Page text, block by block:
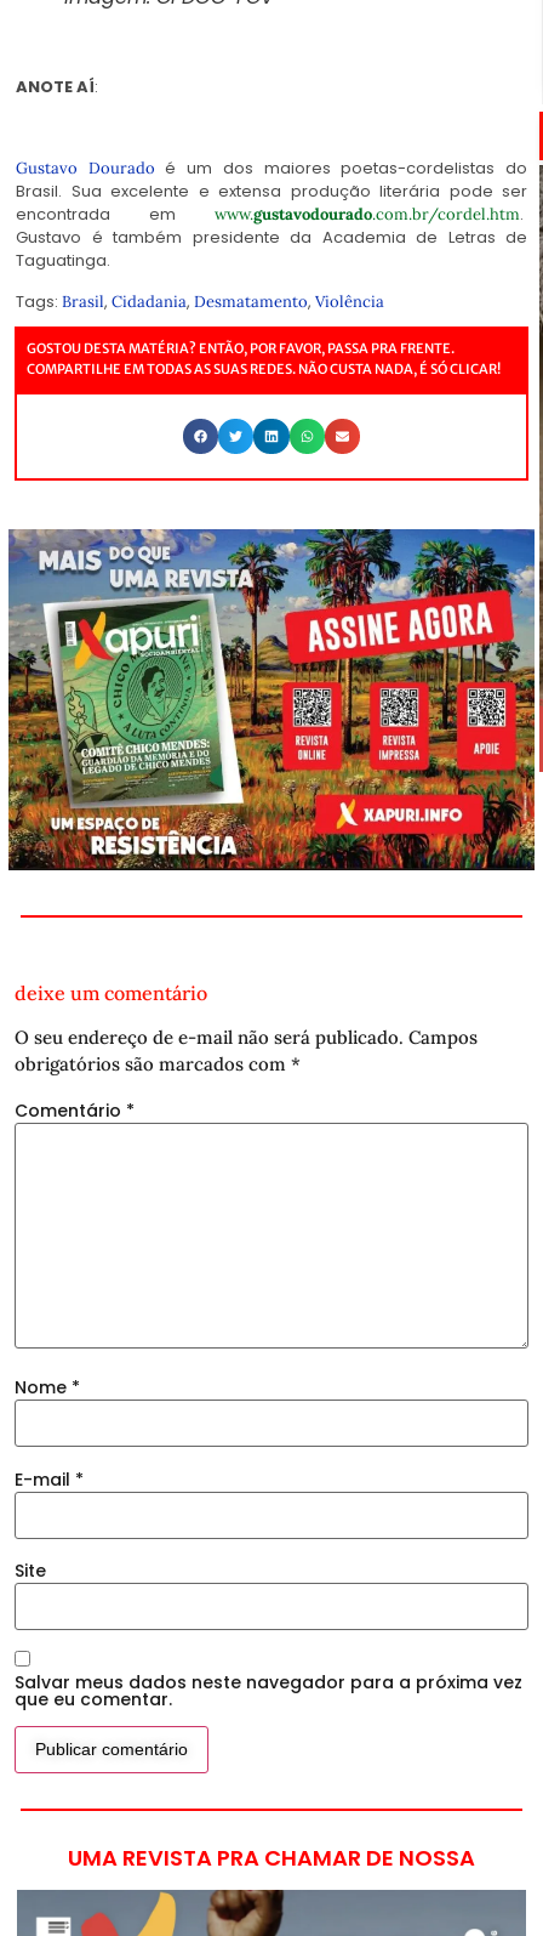
ANOTE AÍ:
Gustavo Dourado é um dos maiores poetas-cordelistas do
Brasil. Sua excelente e extensa produção literária pode ser
encontrada em www.gustavodourado.com.br/cordel.htm.
Gustavo é também presidente da Academia de Letras de
Taguatinga.
Tags: Brasil, Cidadania, Desmatamento, Violência
GOSTOU DESTA MATÉRIA? ENTÃO, POR FAVOR, PASSA PRA FRENTE.
COMPARTILHE EM TODAS AS SUAS REDES. NÃO CUSTA NADA, É SÓ CLICAR!
deixe um comentário
O seu endereço de e-mail não será publicado. Campos
obrigatórios são marcados com *
Comentário *
Nome *
E-mail *
Site
Salvar meus dados neste navegador para a próxima vez
que eu comentar.
UMA REVISTA PRA CHAMAR DE NOSSA